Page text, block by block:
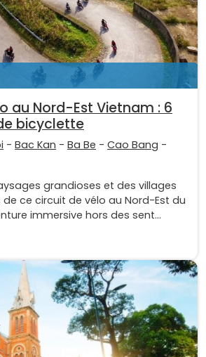
au Nord-Est Vietnam : 6
bicyclette
- Bac Kan - Ba Be - Cao Bang -
grandioses et des villages
ce circuit de vélo au Nord-Est du
immersive hors des sent...